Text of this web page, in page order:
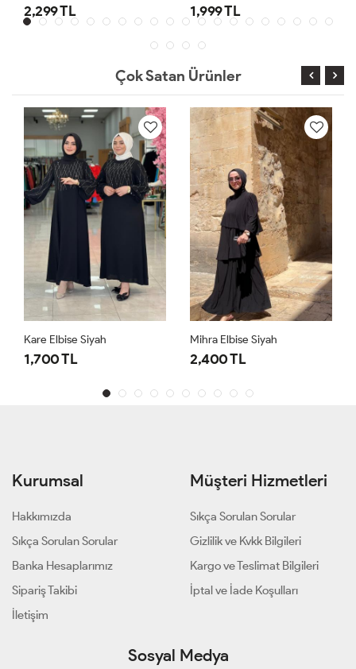
2,299 TL 1,999 TL
Çok Satan Ürünler
Kare Elbise Siyah
1,700 TL
Mihra Elbise Siyah
2,400 TL
Kurumsal
Hakkımızda
Sıkça Sorulan Sorular
Banka Hesaplarımız
Sipariş Takibi
İletişim
Müşteri Hizmetleri
Sıkça Sorulan Sorular
Gizlilik ve Kvkk Bilgileri
Kargo ve Teslimat Bilgileri
İptal ve İade Koşulları
Sosyal Medya